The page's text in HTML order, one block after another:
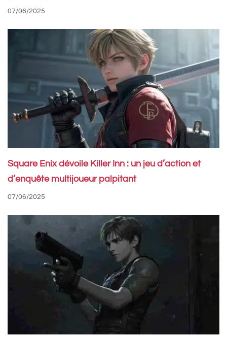
07/06/2025
Square Enix dévoile Killer Inn : un jeu d’action et
d’enquête multijoueur palpitant
07/06/2025